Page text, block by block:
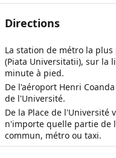
Directions
La station de métro la
(Piata Universitatii), sur la
minute à pied.
De l'aéroport Henri
de l'Université.
De la Place de l'Université
n'importe quelle partie de
commun, métro ou taxi.